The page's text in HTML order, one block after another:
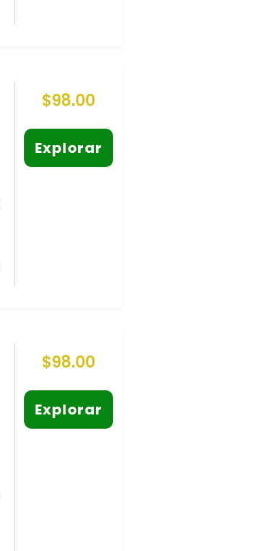
$98.00
Explorar
$98.00
Explorar